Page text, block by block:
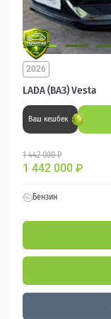
LADA (ВАЗ) Vesta
2026
Ваш кешбек
1 442 000 ₽
1 442 000 ₽
Бензин